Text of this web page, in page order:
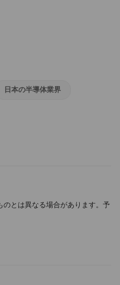
日本の半導体業界
とは異なる場合があります。予